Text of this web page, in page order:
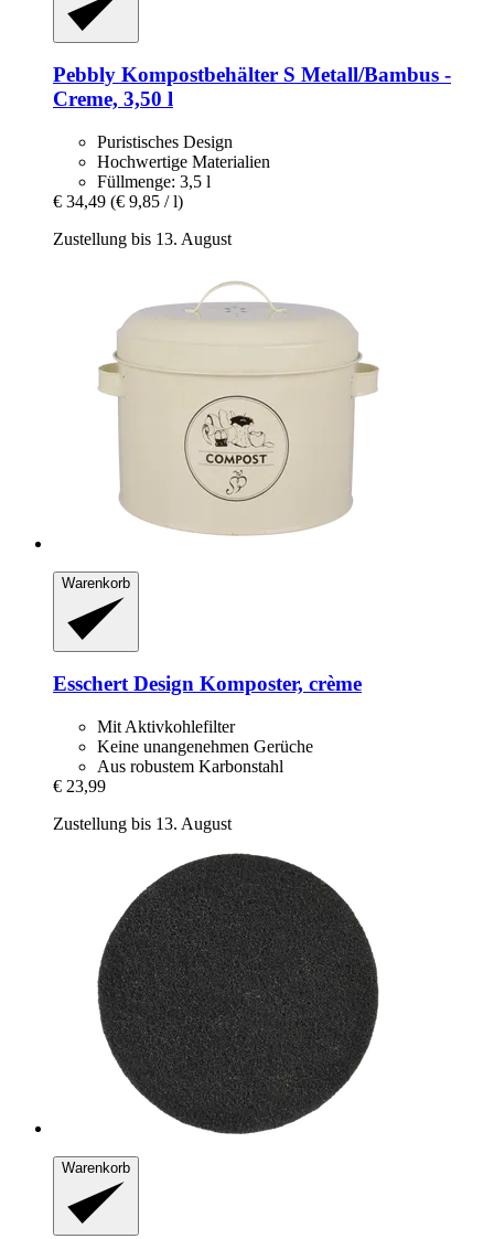
Pebbly Kompostbehälter S Metall/Bambus -​
Creme, 3,50 l
Puristisches Design
Hochwertige Materialien
Füllmenge: 3,5 l
€ 34,49 (€ 9,85 / l)
Zustellung bis 13. August
Warenkorb
Esschert Design Komposter, crème
Mit Aktivkohlefilter
Keine unangenehmen Gerüche
Aus robustem Karbonstahl
€ 23,99
Zustellung bis 13. August
Warenkorb